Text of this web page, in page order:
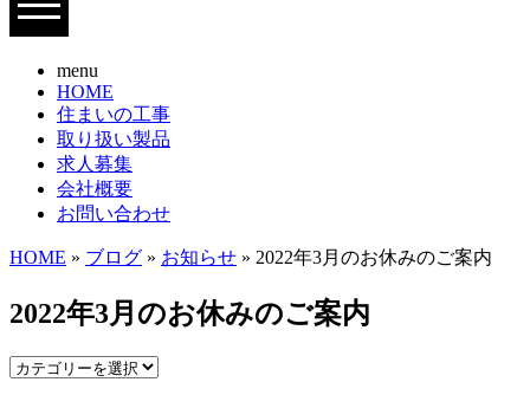
menu
HOME
住まいの工事
取り扱い製品
求人募集
会社概要
お問い合わせ
HOME » ブログ » お知らせ » 2022年3月のお休みのご案内
2022年3月のお休みのご案内